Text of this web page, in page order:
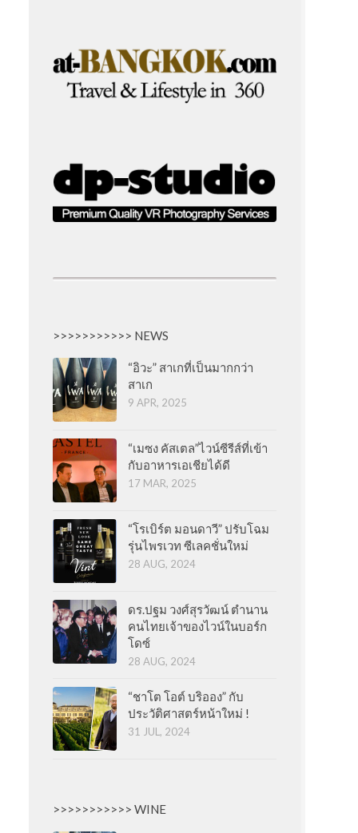
>>>>>>>>>>> NEWS
“อิวะ” สาเกที่เป็นมากกว่า
สาเก
9 APR, 2025
“เมซง คัสเตล”ไวน์ซีรีส์ที่เข้า
กับอาหารเอเชียได้ดี
17 MAR, 2025
“โรเบิร์ต มอนดาวี” ปรับโฉม
รุ่นไพรเวท ซีเลคชั่นใหม่
28 AUG, 2024
ดร.ปฐม วงศ์สุรวัฒน์ ตำนาน
คนไทยเจ้าของไวน์ในบอร์ก
โดซ์
28 AUG, 2024
“ชาโต โอต์ บริออง” กับ
ประวัติศาสตร์หน้าใหม่ !
31 JUL, 2024
>>>>>>>>>>> WINE